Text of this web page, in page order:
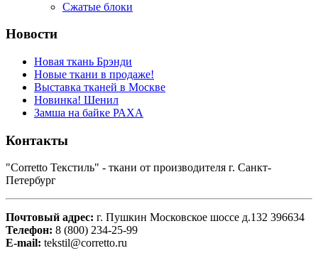
Сжатые блоки
Новости
Новая ткань Брэнди
Новые ткани в продаже!
Выставка тканей в Москве
Новинка! Шенил
Замша на байке РАХА
Контакты
"Corretto Текстиль" - ткани от производителя г. Санкт-
Петербург
Почтовый адрес: г. Пушкин Московское шоссе д.132 396634
Телефон: 8 (800) 234-25-99
E-mail: tekstil@corretto.ru